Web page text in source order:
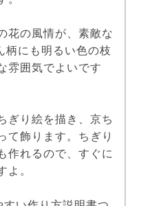
花の風情が、素敵な
柄にも明るい色の枝
雰囲気でよいです
ぎり絵を描き、京ち
て飾ります。ちぎり
作れるので、すぐに
よ。